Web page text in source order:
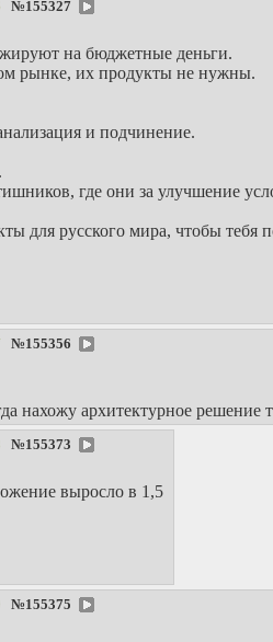
№155327
на бюджетные деньги.
рынке, их продукты не нужны.
и подчинение.
где они за улучшение
для русского мира, чтобы
№155356
нахожу архитектурное решение
№155373
выросло в 1,5
№155375